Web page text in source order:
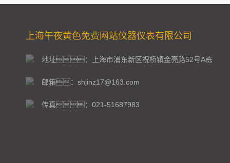
上海午夜黄色免费网站仪器仪表有限公司
地址：上海市浦东新区祝桥镇金亮路52号A栋
邮箱：shjinz17@163.com
传真：021-51687983